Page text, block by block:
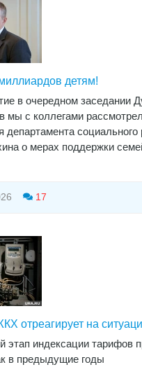
детям!
в очередном
мы с коллегами
департамента
о мерах поддержки
17
отреагирует на
этап индексации тарифов
в предыдущие годы